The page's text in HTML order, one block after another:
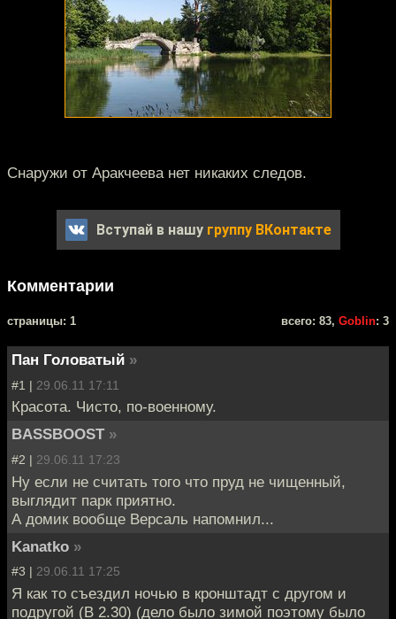
Снаружи от Аракчеева нет никаких следов.
Вступай в нашу группу ВКонтакте
Комментарии
cтраницы: 1 всего: 83, Goblin: 3
Пан Головатый »
#1 | 29.06.11 17:11
Красота. Чисто, по-военному.
BASSBOOST »
#2 | 29.06.11 17:23
Ну если не считать того что пруд не чищенный,
выглядит парк приятно.
А домик вообще Версаль напомнил...
Kanatko »
#3 | 29.06.11 17:25
Я как то съездил ночью в кронштадт с другом и
подругой (В 2.30) (дело было зимой поэтому было